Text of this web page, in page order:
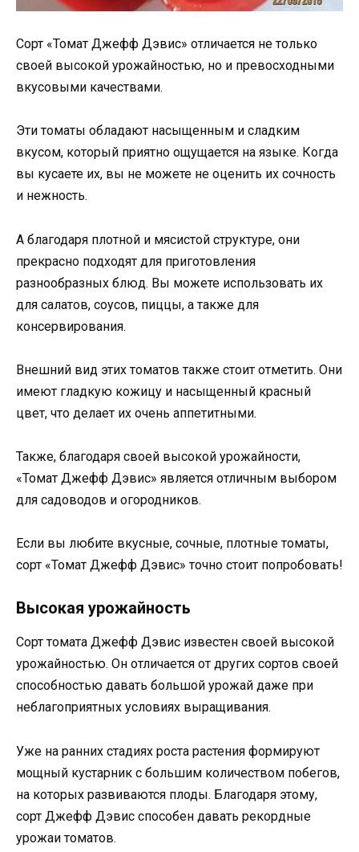
Сорт «Томат Джефф Дэвис» отличается не только
своей высокой урожайностью, но и превосходными
вкусовыми качествами.
Эти томаты обладают насыщенным и сладким
вкусом, который приятно ощущается на языке. Когда
вы кусаете их, вы не можете не оценить их сочность
и нежность.
А благодаря плотной и мясистой структуре, они
прекрасно подходят для приготовления
разнообразных блюд. Вы можете использовать их
для салатов, соусов, пиццы, а также для
консервирования.
Внешний вид этих томатов также стоит отметить. Они
имеют гладкую кожицу и насыщенный красный
цвет, что делает их очень аппетитными.
Также, благодаря своей высокой урожайности,
«Томат Джефф Дэвис» является отличным выбором
для садоводов и огородников.
Если вы любите вкусные, сочные, плотные томаты,
сорт «Томат Джефф Дэвис» точно стоит попробовать!
Высокая урожайность
Сорт томата Джефф Дэвис известен своей высокой
урожайностью. Он отличается от других сортов своей
способностью давать большой урожай даже при
неблагоприятных условиях выращивания.
Уже на ранних стадиях роста растения формируют
мощный кустарник с большим количеством побегов,
на которых развиваются плоды. Благодаря этому,
сорт Джефф Дэвис способен давать рекордные
урожаи томатов.